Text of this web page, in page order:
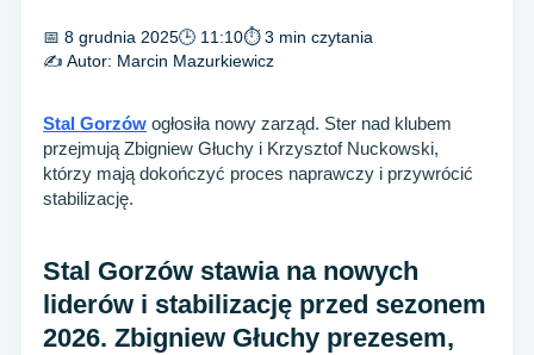
📅 8 grudnia 2025🕒 11:10⏱ 3 min czytania
✍️ Autor: Marcin Mazurkiewicz
Stal Gorzów ogłosiła nowy zarząd. Ster nad klubem
przejmują Zbigniew Głuchy i Krzysztof Nuckowski,
którzy mają dokończyć proces naprawczy i przywrócić
stabilizację.
Stal Gorzów stawia na nowych
liderów i stabilizację przed sezonem
2026. Zbigniew Głuchy prezesem,